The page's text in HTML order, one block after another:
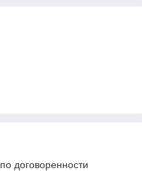
договоренности